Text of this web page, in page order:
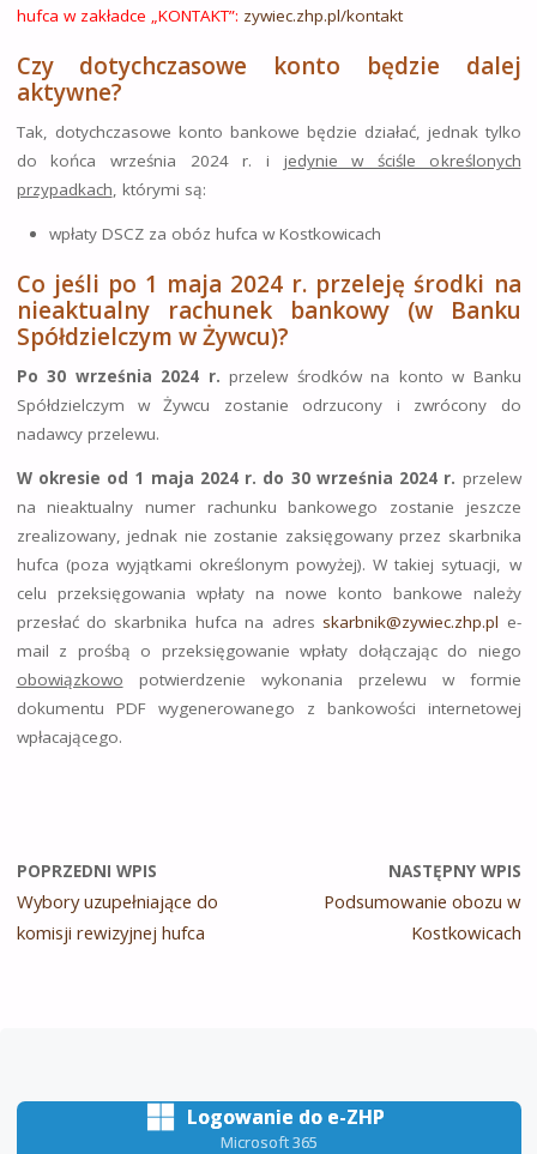
hufca w zakładce „KONTAKT”: zywiec.zhp.pl/kontakt
Czy dotychczasowe konto będzie dalej
aktywne?
Tak, dotychczasowe konto bankowe będzie działać, jednak tylko
do końca września 2024 r. i jedynie w ściśle określonych
przypadkach, którymi są:
wpłaty DSCZ za obóz hufca w Kostkowicach
Co jeśli po 1 maja 2024 r. przeleję środki na
nieaktualny rachunek bankowy (w Banku
Spółdzielczym w Żywcu)?
Po 30 września 2024 r. przelew środków na konto w Banku
Spółdzielczym w Żywcu zostanie odrzucony i zwrócony do
nadawcy przelewu.
W okresie od 1 maja 2024 r. do 30 września 2024 r. przelew
na nieaktualny numer rachunku bankowego zostanie jeszcze
zrealizowany, jednak nie zostanie zaksięgowany przez skarbnika
hufca (poza wyjątkami określonym powyżej). W takiej sytuacji, w
celu przeksięgowania wpłaty na nowe konto bankowe należy
przesłać do skarbnika hufca na adres skarbnik@zywiec.zhp.pl e-
mail z prośbą o przeksięgowanie wpłaty dołączając do niego
obowiązkowo potwierdzenie wykonania przelewu w formie
dokumentu PDF wygenerowanego z bankowości internetowej
wpłacającego.
POPRZEDNI WPIS
Wybory uzupełniające do
komisji rewizyjnej hufca
NASTĘPNY WPIS
Podsumowanie obozu w
Kostkowicach
Logowanie do e-ZHP
Microsoft 365